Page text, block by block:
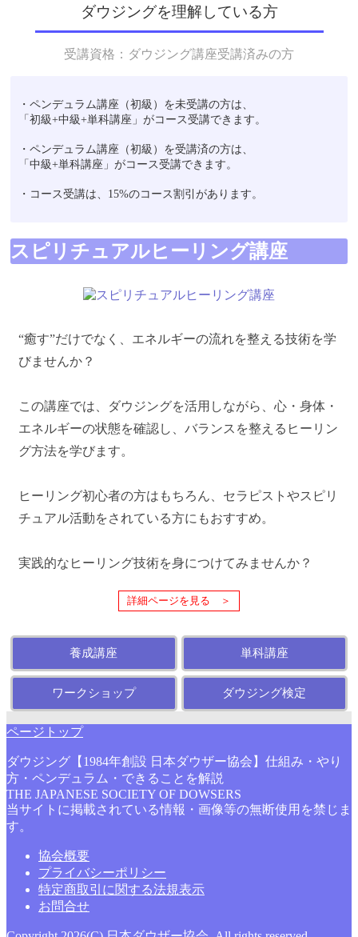
ダウジングを理解している方
受講資格：ダウジング講座受講済みの方
・ペンデュラム講座（初級）を未受講の方は、
「初級+中級+単科講座」がコース受講できます。
・ペンデュラム講座（初級）を受講済の方は、
「中級+単科講座」がコース受講できます。
・コース受講は、15%のコース割引があります。
スピリチュアルヒーリング講座
“癒す”だけでなく、エネルギーの流れを整える技術を学
びませんか？
この講座では、ダウジングを活用しながら、心・身体・
エネルギーの状態を確認し、バランスを整えるヒーリン
グ方法を学びます。
ヒーリング初心者の方はもちろん、セラピストやスピリ
チュアル活動をされている方にもおすすめ。
実践的なヒーリング技術を身につけてみませんか？
詳細ページを見る ＞
養成講座 単科講座
ワークショップ ダウジング検定
ページトップ
ダウジング【1984年創設 日本ダウザー協会】仕組み・やり
方・ペンデュラム・できることを解説
THE JAPANESE SOCIETY OF DOWSERS
当サイトに掲載されている情報・画像等の無断使用を禁じま
す。
協会概要
プライバシーポリシー
特定商取引に関する法規表示
お問合せ